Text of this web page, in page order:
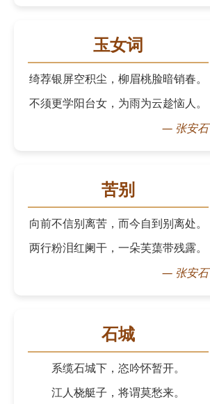
玉女词
绮荐银屏空积尘，柳眉桃脸暗销春。
不须更学阳台女，为雨为云趁恼人。
— 张安石
苦别
向前不信别离苦，而今自到别离处。
两行粉泪红阑干，一朵芙蕖带残露。
— 张安石
石城
系缆石城下，恣吟怀暂开。
江人桡艇子，将谓莫愁来。